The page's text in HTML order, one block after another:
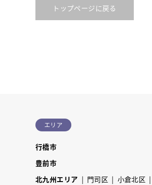
トップページに戻る
エリア
行橋市
豊前市
北九州エリア
門司区 小倉北区